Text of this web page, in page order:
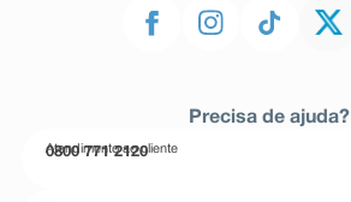
Precisa de ajuda?
Atendimento ao cliente
0800 771 2120